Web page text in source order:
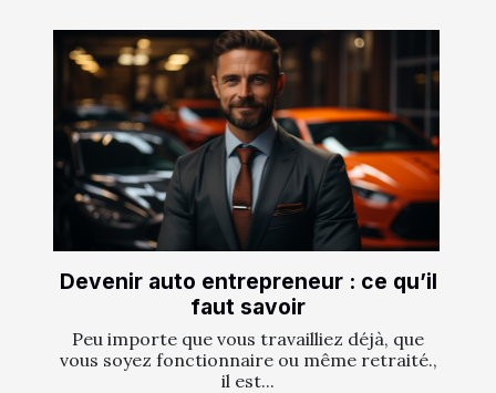
Devenir auto entrepreneur : ce qu’il
faut savoir
Peu importe que vous travailliez déjà, que
vous soyez fonctionnaire ou même retraité.,
il est...